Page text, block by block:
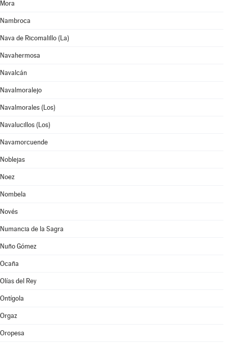
Mora
Nambroca
Nava de Ricomalillo (La)
Navahermosa
Navalcán
Navalmoralejo
Navalmorales (Los)
Navalucillos (Los)
Navamorcuende
Noblejas
Noez
Nombela
Novés
Numancia de la Sagra
Nuño Gómez
Ocaña
Olías del Rey
Ontígola
Orgaz
Oropesa